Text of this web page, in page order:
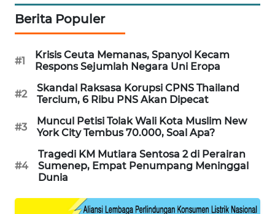
Berita Populer
#1
Krisis Ceuta Memanas, Spanyol Kecam
Respons Sejumlah Negara Uni Eropa
#2
Skandal Raksasa Korupsi CPNS Thailand
Tercium, 6 Ribu PNS Akan Dipecat
#3
Muncul Petisi Tolak Wali Kota Muslim New
York City Tembus 70.000, Soal Apa?
#4
Tragedi KM Mutiara Sentosa 2 di Perairan
Sumenep, Empat Penumpang Meninggal
Dunia
ASA
NEWS